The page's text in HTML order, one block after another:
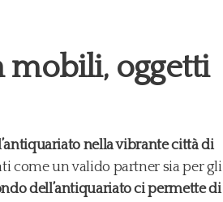
mobili, oggetti
nella vibrante città di
come un valido partner sia per gli
dell’antiquariato ci permette di